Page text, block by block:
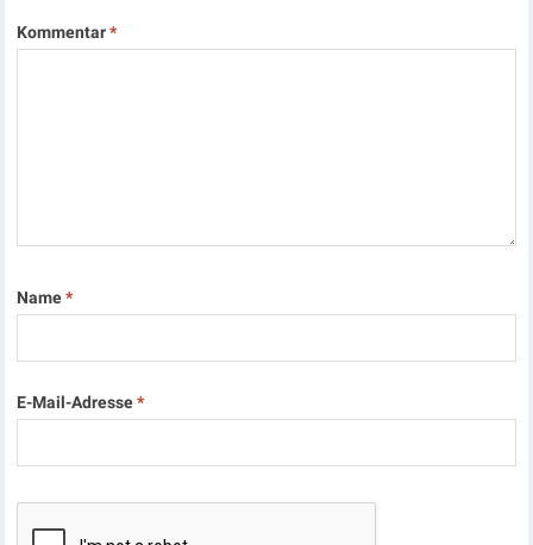
Kommentar*
Name*
E-Mail-Adresse*